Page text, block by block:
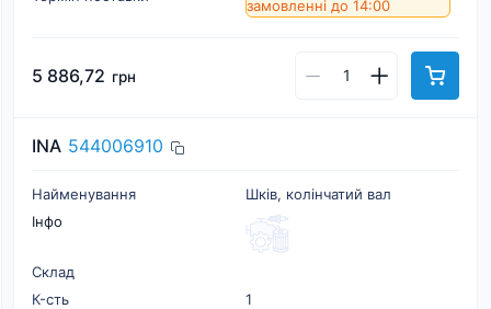
замовленні до 14:00
5 886,72 грн
INA 544006910
Найменування
Шків, колінчатий вал
Інфо
Склад
К-cть
1